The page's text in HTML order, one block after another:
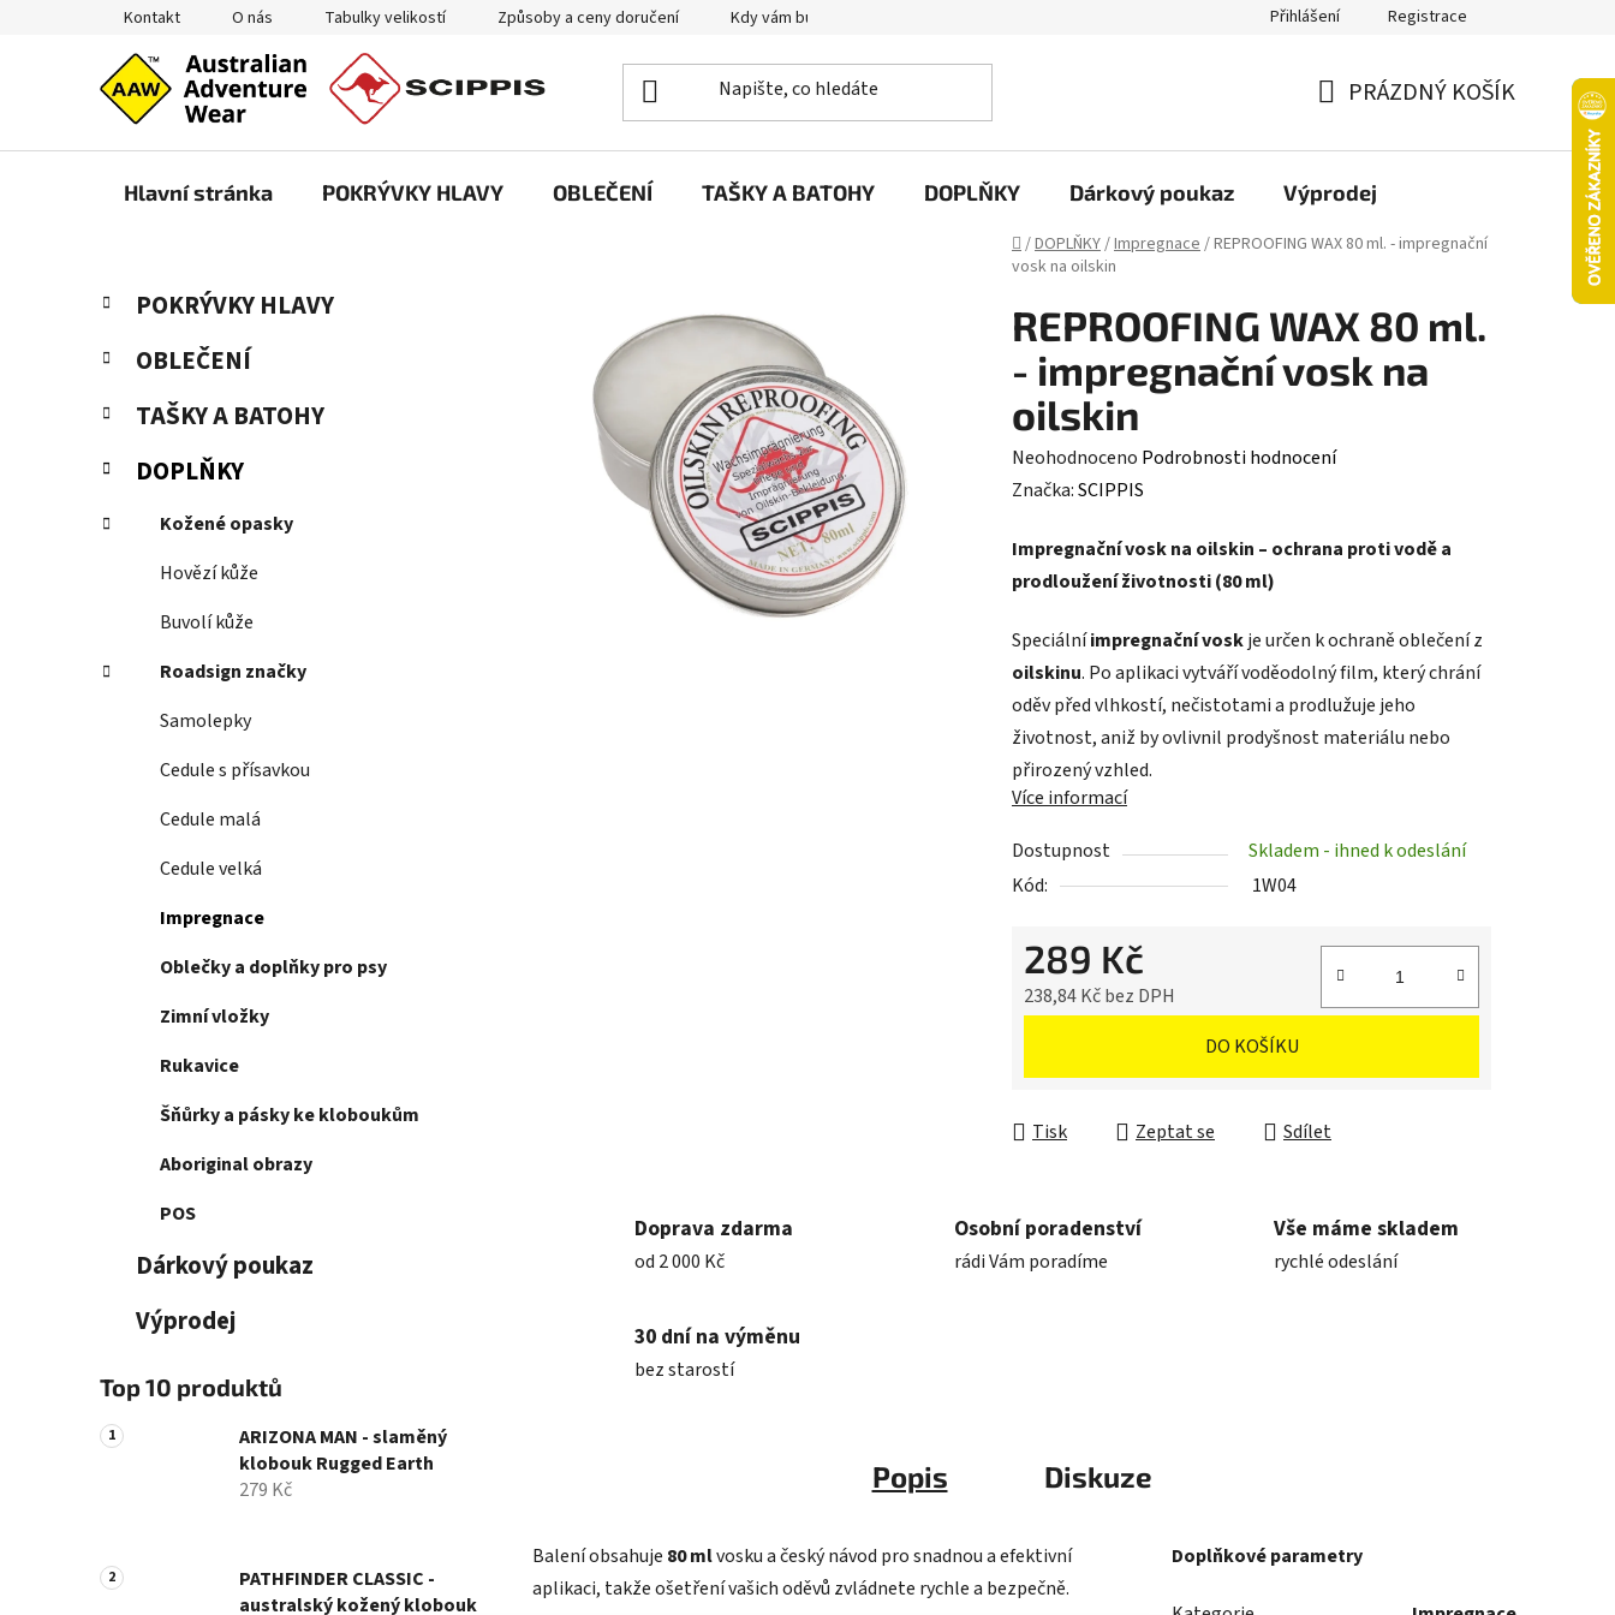
Kontakt O nás Tabulky velikostí Způsoby a ceny doručení Kdy vám bude zboží doručené? Výměna zboží nebo vrácení ve 14denní lhůtě Platba objednávky kartou
Přihlášení Registrace
KOŠÍK
PRÁZDNÝ KOŠÍK
Hlavní stránka POKRÝVKY HLAVY OBLEČENÍ TAŠKY A BATOHY DOPLŇKY Dárkový poukaz Výprodej
Domů
/DOPLŇKY/Impregnace/REPROOFING WAX 80 ml. - impregnační
vosk na oilskin
P
s
r
n
n
e
Přeskočit
kategorie
K
a
e
o
i
POKRÝVKY HLAVY
OBLEČENÍ
TAŠKY A BATOHY
DOPLŇKY
Kožené opasky
Hovězí kůže
Buvolí kůže
Roadsign značky
Samolepky
Cedule s přísavkou
Cedule malá
Cedule velká
Impregnace
Oblečky a doplňky pro psy
Zimní vložky
Rukavice
Šňůrky a pásky ke kloboukům
Aboriginal obrazy
POS
Dárkový poukaz
Výprodej
Top 10 produktů
ARIZONA MAN - slaměný
klobouk Rugged Earth
279 Kč
PATHFINDER CLASSIC -
australský kožený klobouk
REPROOFING WAX 80 ml.
- impregnační vosk na
oilskin
Průměrné
hodnocení
je
0,0
5
hvězdiček.
Neohodnoceno Podrobnosti hodnocení
Značka:SCIPPIS
Impregnační vosk na oilskin – ochrana proti vodě a
prodloužení životnosti (80 ml)
Speciálníimpregnační voskje určen k ochraně oblečení z
oilskinu. Po aplikaci vytváří voděodolný film, který chrání
oděv před vlhkostí, nečistotami a prodlužuje jeho
životnost, aniž by ovlivnil prodyšnost materiálu nebo
přirozený vzhled.
Více informací
Dostupnost
Skladem - ihned k odeslání
Kód:
1W04
289 Kč
238,84 Kč bez DPH
DO KOŠÍKU
Tisk Zeptat se Sdílet
Doprava zdarma
od 2 000 Kč
Osobní poradenství
rádi Vám poradíme
Vše máme skladem
rychlé odeslání
30 dní na výměnu
bez starostí
Popis Diskuze
Balení obsahuje 80 mlvosku a český návod pro snadnou a efektivní
aplikaci, takže ošetření vašich oděvů zvládnete rychle a bezpečně.
Doplňkové parametry